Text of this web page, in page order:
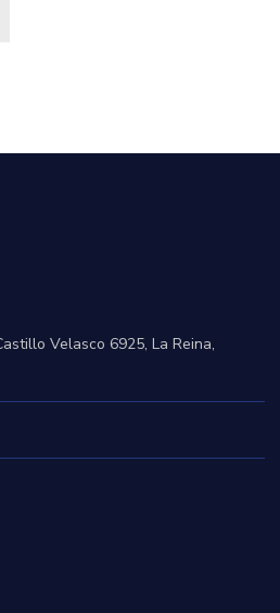
Velasco 6925, La Reina,